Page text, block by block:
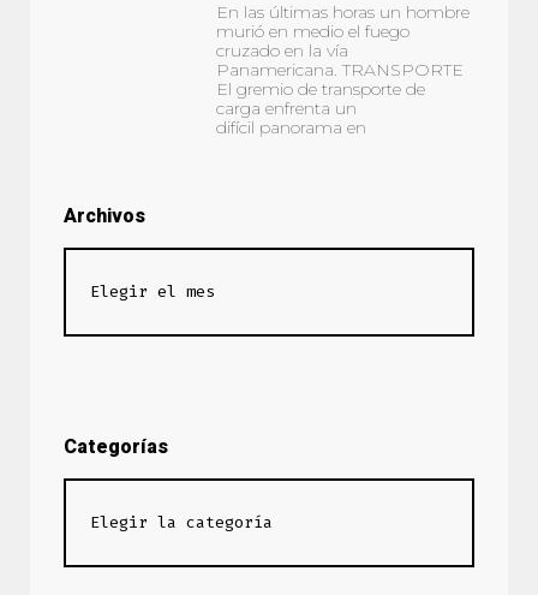
En las últimas horas un hombre
murió en medio el fuego
cruzado en la vía
Panamericana. TRANSPORTE
El gremio de transporte de
carga enfrenta un
difícil panorama en
Archivos
Categorías